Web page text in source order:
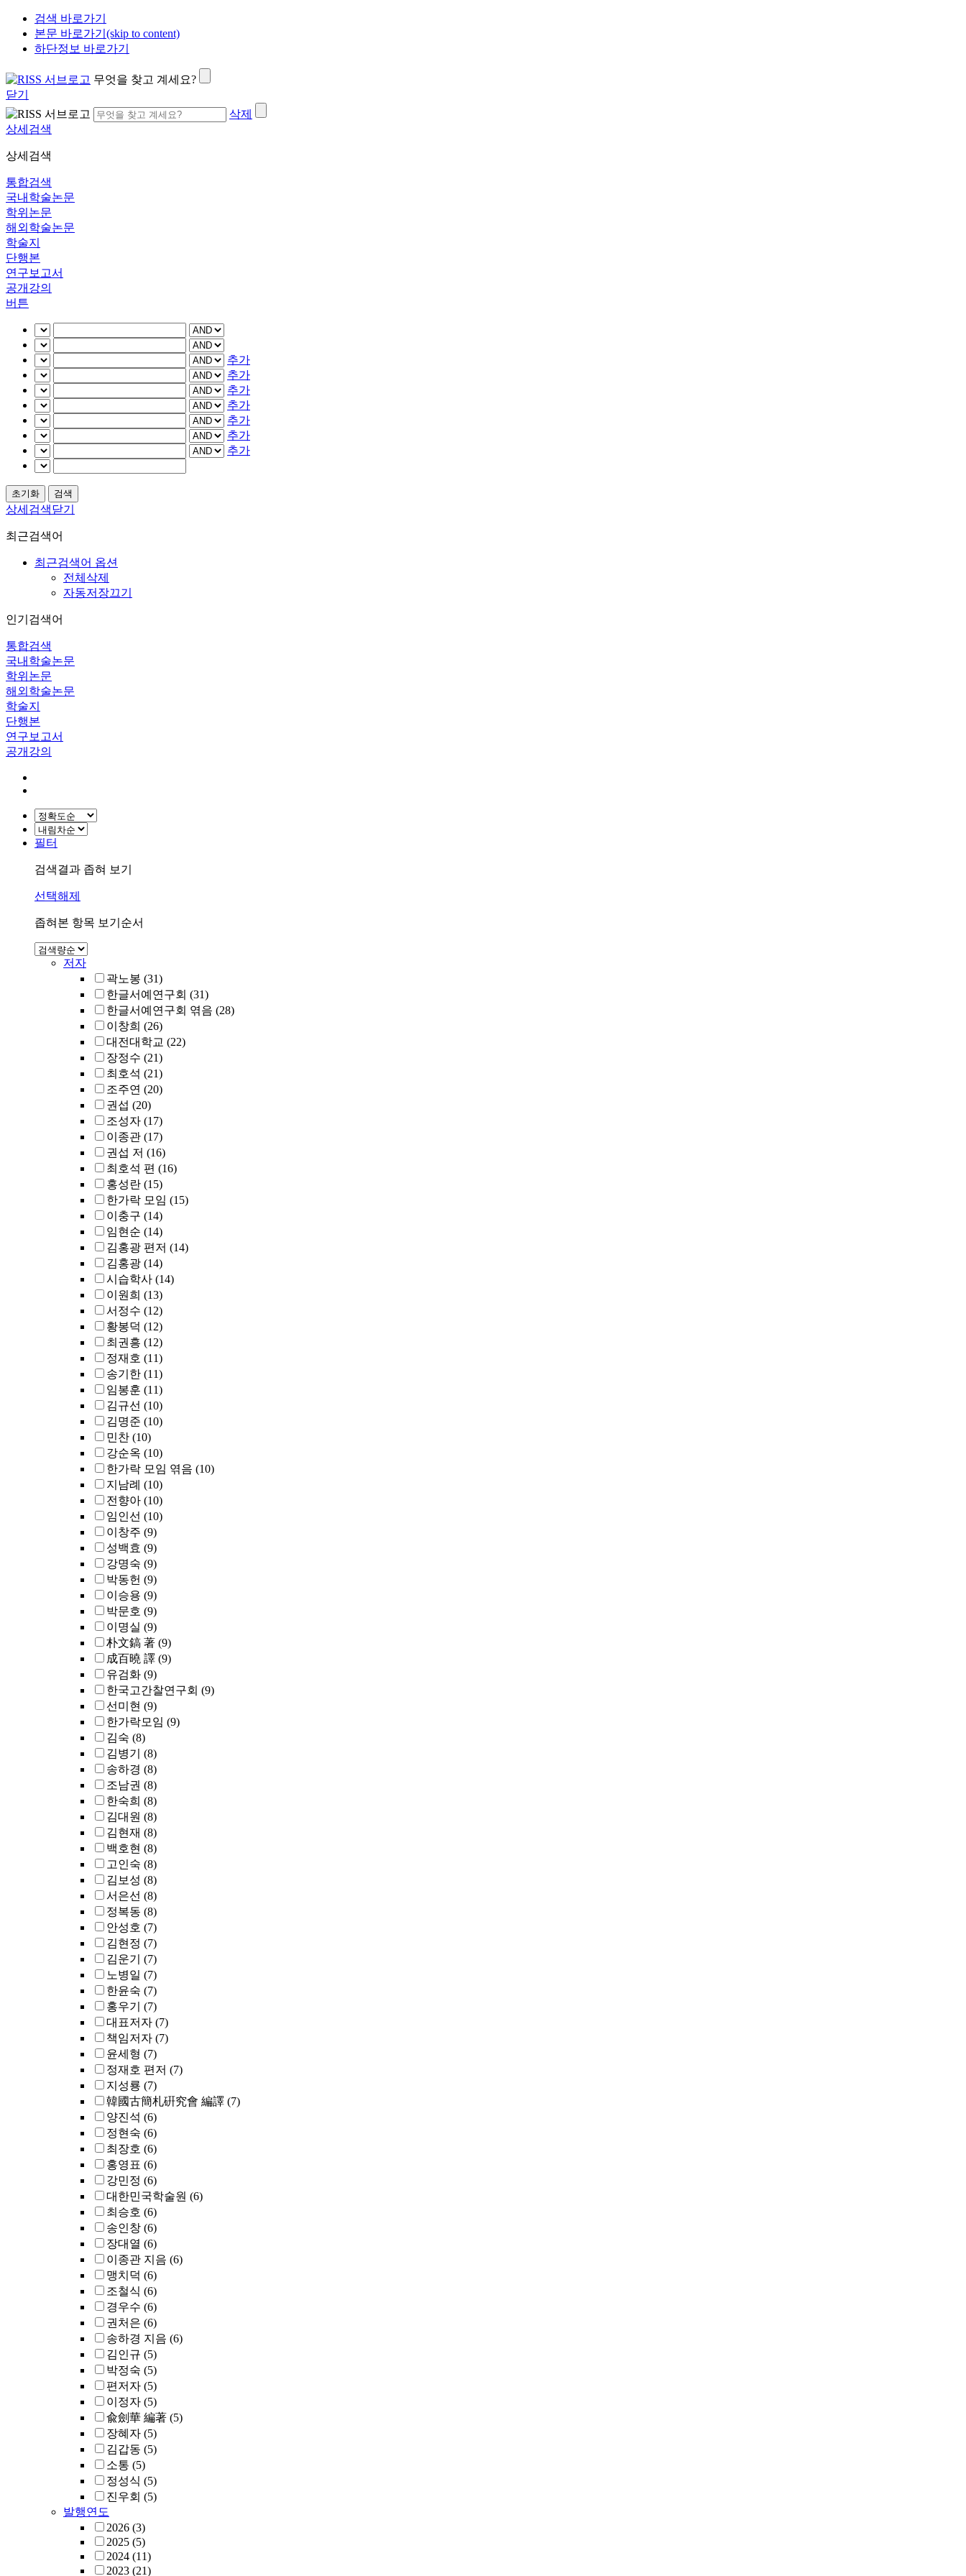
검색 바로가기
본문 바로가기(skip to content)
하단정보 바로가기
무엇을 찾고 계세요?
닫기
삭제
상세검색
상세검색
통합검색
국내학술논문
학위논문
해외학술논문
학술지
단행본
연구보고서
공개강의
버튼
추가
추가
추가
추가
추가
추가
추가
상세검색닫기
최근검색어
최근검색어 옵션
전체삭제
자동저장끄기
인기검색어
통합검색
국내학술논문
학위논문
해외학술논문
학술지
단행본
연구보고서
공개강의
필터
검색결과 좁혀 보기
선택해제
좁혀본 항목 보기순서
저자
곽노봉 (31)
한글서예연구회 (31)
한글서예연구회 엮음 (28)
이창희 (26)
대전대학교 (22)
장정수 (21)
최호석 (21)
조주연 (20)
권섭 (20)
조성자 (17)
이종관 (17)
권섭 저 (16)
최호석 편 (16)
홍성란 (15)
한가락 모임 (15)
이충구 (14)
임현순 (14)
김홍광 편저 (14)
김홍광 (14)
시습학사 (14)
이원희 (13)
서정수 (12)
황봉덕 (12)
최권흥 (12)
정재호 (11)
송기한 (11)
임봉훈 (11)
김규선 (10)
김명준 (10)
민찬 (10)
강순옥 (10)
한가락 모임 엮음 (10)
지남례 (10)
전향아 (10)
임인선 (10)
이창주 (9)
성백효 (9)
강명숙 (9)
박동헌 (9)
이승용 (9)
박문호 (9)
이명실 (9)
朴文鎬 著 (9)
成百曉 譯 (9)
유검화 (9)
한국고간찰연구회 (9)
선미현 (9)
한가락모임 (9)
김숙 (8)
김병기
(8)
송하경 (8)
조남권 (8)
한숙희 (8)
김대원 (8)
김현재 (8)
백호현 (8)
고인숙 (8)
김보성 (8)
서은선 (8)
정복동 (8)
안성호 (7)
김현정 (7)
김운기
(7)
노병일 (7)
한윤숙 (7)
홍우기
(7)
대표저자 (7)
책임저자 (7)
윤세형 (7)
정재호 편저 (7)
지성룡 (7)
韓國古簡札硏究會 編譯 (7)
양진석 (6)
정현숙 (6)
최장호 (6)
홍영표 (6)
강민정 (6)
대한민국학술원 (6)
최승호 (6)
송인창 (6)
장대열 (6)
이종관 지음 (6)
맹치덕 (6)
조철식 (6)
경우수 (6)
권처은 (6)
송하경 지음 (6)
김인규 (5)
박정숙 (5)
편저자 (5)
이정자 (5)
兪劍華 編著 (5)
장혜자 (5)
김갑동 (5)
소통 (5)
정성식 (5)
진우회 (5)
발행연도
2026 (3)
2025 (5)
2024 (11)
2023 (21)